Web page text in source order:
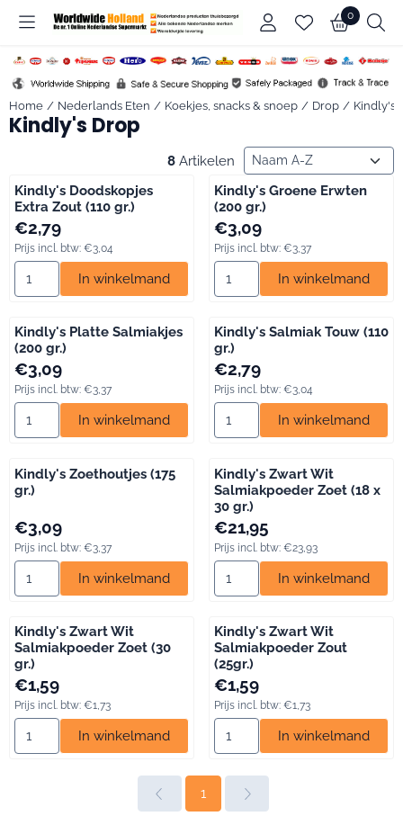
Cookievoorkeuren zijn beschikbaar. Kies instellingen of sta alle
0
Home / Nederlands Eten / Koekjes, snacks & snoep / Drop / Kindly's
Kindly's Drop
8 Artikelen Sorteermethode
Kindly's Doodskopjes
Extra Zout (110 gr.)
Prijs: 2,79, inclusief btw: 3,04
€2,79
Prijs incl. btw: €3,04
Aantal kiezen voor Kindly's Doodskopjes Extra Zout (110 gr.)
In winkelmand
Kindly's Groene Erwten
(200 gr.)
Prijs: 3,09, inclusief btw: 3,37
€3,09
Prijs incl. btw: €3,37
Aantal kiezen voor Kindly's
In winkelmand
Kindly's Platte Salmiakjes
(200 gr.)
Prijs: 3,09, inclusief btw: 3,37
€3,09
Prijs incl. btw: €3,37
Aantal kiezen voor Kindly's Platte Salmiakjes (200 gr.)
In winkelmand
Kindly's Salmiak Touw (110
gr.)
Prijs: 2,79, inclusief btw: 3,04
€2,79
Prijs incl. btw: €3,04
Aantal kiezen voor Kindly's
In winkelmand
Kindly's Zoethoutjes (175
gr.)
Prijs: 3,09, inclusief btw: 3,37
€3,09
Prijs incl. btw: €3,37
Aantal kiezen voor Kindly's Zoethoutjes (175 gr.)
In winkelmand
Kindly's Zwart Wit
Salmiakpoeder Zoet (18 x
30 gr.)
Prijs: 21,95, inclusief btw: 23,93
€21,95
Prijs incl. btw: €23,93
Aantal kiezen voor Kindly's
In winkelmand
Kindly's Zwart Wit
Salmiakpoeder Zoet (30
gr.)
Prijs: 1,59, inclusief btw: 1,73
€1,59
Prijs incl. btw: €1,73
Aantal kiezen voor Kindly's Zwart Wit Salmiakpoeder Zoet (30
In winkelmand
Kindly's Zwart Wit
Salmiakpoeder Zout
(25gr.)
Prijs: 1,59, inclusief btw: 1,73
€1,59
Prijs incl. btw: €1,73
Aantal kiezen voor Kindly's
In winkelmand
1